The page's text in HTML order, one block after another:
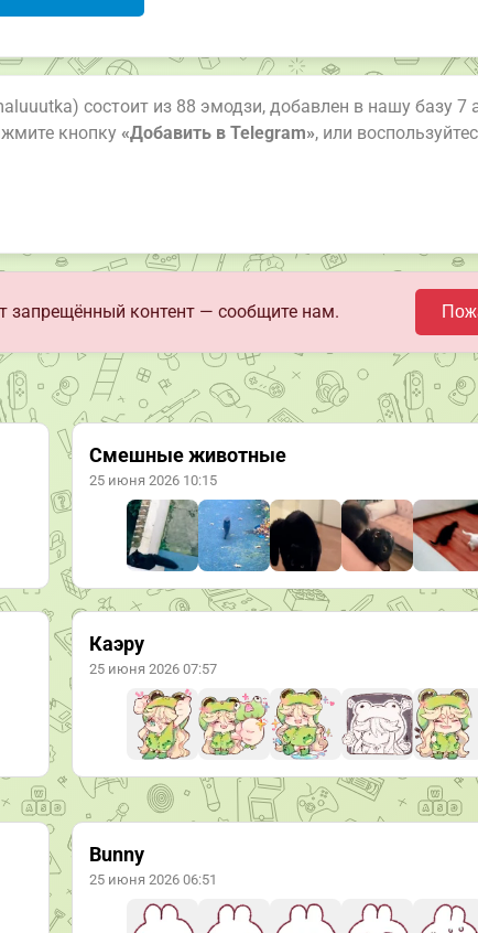
состоит из 88 эмодзи, добавлен в нашу базу 7
кнопку «Добавить в Telegram», или
запрещённый контент — сообщите нам.
Смешные животные
25 июня 2026 10:15
Каэру
25 июня 2026 07:57
Bunny
25 июня 2026 06:51